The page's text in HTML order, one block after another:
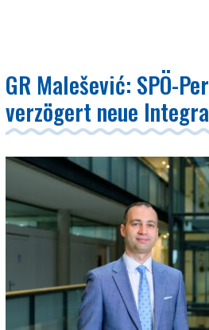
GR Malešević: SPÖ-
verzögert neue